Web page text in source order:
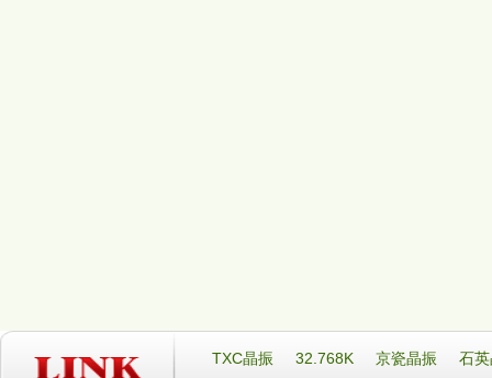
TXC晶振 32.768K 京瓷晶振 石